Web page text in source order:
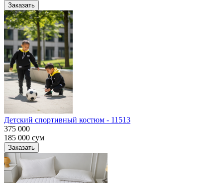
Заказать
Детский спортивный костюм - 11513
375 000
185 000 сум
Заказать